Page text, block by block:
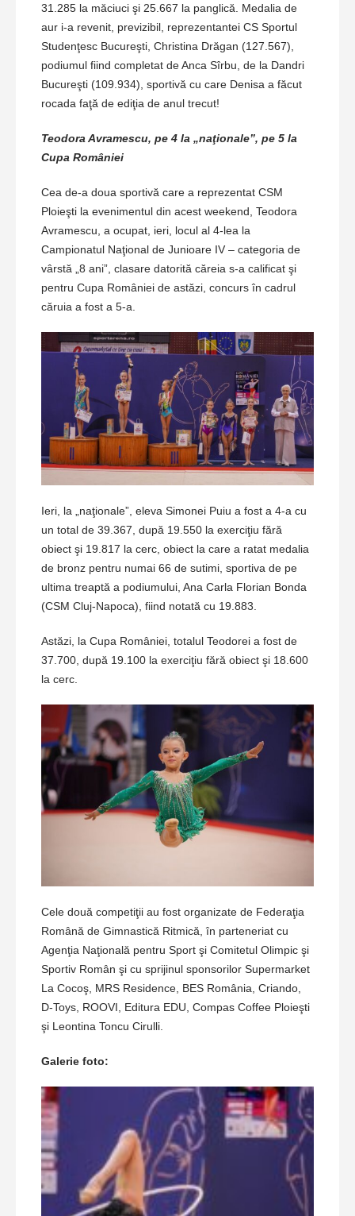
31.285 la măciuci şi 25.667 la panglică. Medalia de
aur i-a revenit, previzibil, reprezentantei CS Sportul
Studenţesc Bucureşti, Christina Drăgan (127.567),
podiumul fiind completat de Anca Sîrbu, de la Dandri
Bucureşti (109.934), sportivă cu care Denisa a făcut
rocada faţă de ediţia de anul trecut!
Teodora Avramescu, pe 4 la „naţionale”, pe 5 la
Cupa României
Cea de-a doua sportivă care a reprezentat CSM
Ploieşti la evenimentul din acest weekend, Teodora
Avramescu, a ocupat, ieri, locul al 4-lea la
Campionatul Naţional de Junioare IV – categoria de
vârstă „8 ani”, clasare datorită căreia s-a calificat şi
pentru Cupa României de astăzi, concurs în cadrul
căruia a fost a 5-a.
Ieri, la „naţionale”, eleva Simonei Puiu a fost a 4-a cu
un total de 39.367, după 19.550 la exerciţiu fără
obiect şi 19.817 la cerc, obiect la care a ratat medalia
de bronz pentru numai 66 de sutimi, sportiva de pe
ultima treaptă a podiumului, Ana Carla Florian Bonda
(CSM Cluj-Napoca), fiind notată cu 19.883.
Astăzi, la Cupa României, totalul Teodorei a fost de
37.700, după 19.100 la exerciţiu fără obiect şi 18.600
la cerc.
Cele două competiţii au fost organizate de Federaţia
Română de Gimnastică Ritmică, în parteneriat cu
Agenţia Naţională pentru Sport şi Comitetul Olimpic şi
Sportiv Român şi cu sprijinul sponsorilor Supermarket
La Cocoş, MRS Residence, BES România, Criando,
D-Toys, ROOVI, Editura EDU, Compas Coffee Ploieşti
şi Leontina Toncu Cirulli.
Galerie foto: